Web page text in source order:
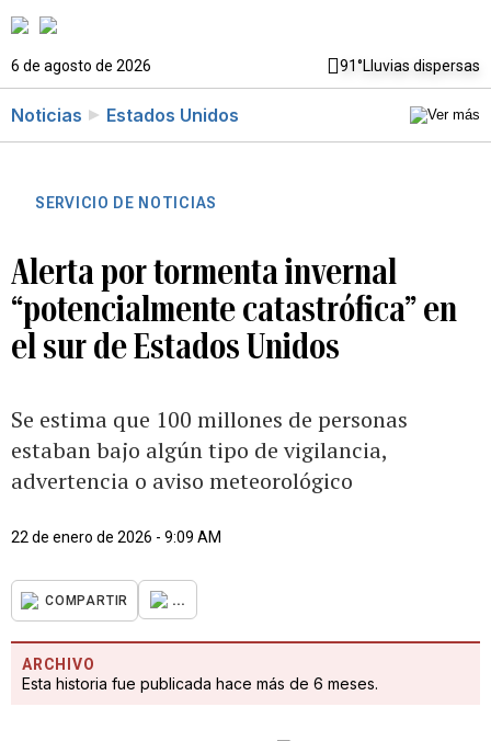
6 de agosto de 2026 91°Lluvias dispersas
Noticias Estados Unidos
SERVICIO DE NOTICIAS
Alerta por tormenta invernal
“potencialmente catastrófica” en
el sur de Estados Unidos
Se estima que 100 millones de personas
estaban bajo algún tipo de vigilancia,
advertencia o aviso meteorológico
22 de enero de 2026 - 9:09 AM
COMPARTIR ...
ARCHIVO
Esta historia fue publicada hace más de 6 meses.